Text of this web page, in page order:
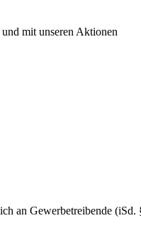
mit unseren Aktionen
an Gewerbetreibende (iSd.